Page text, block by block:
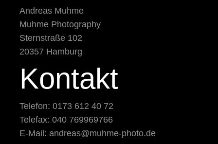
Andreas Muhme
Muhme Photography
Sternstraße 102
20357 Hamburg
Kontakt
Telefon: 0173 612 40 72
Telefax: 040 769969766
E-Mail: andreas@muhme-photo.de